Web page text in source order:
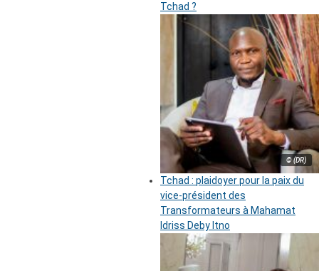
Tchad ?
© (DR)
Tchad : plaidoyer pour la paix du
vice-président des
Transformateurs à Mahamat
Idriss Deby Itno